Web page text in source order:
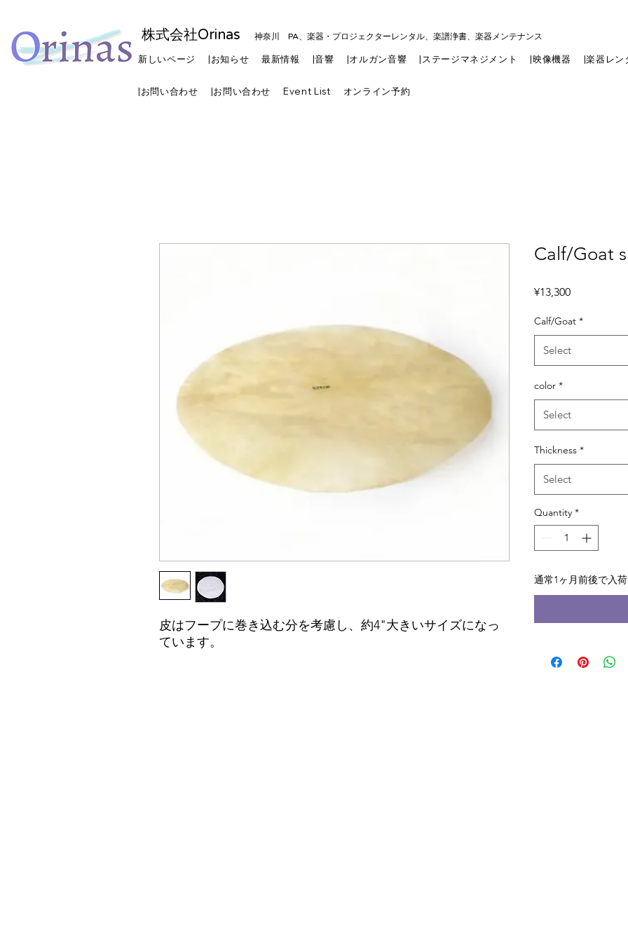
株式会社Orinas 神奈川 PA、楽器・プロジェクターレンタル、楽譜浄書、楽器メンテナンス
新しいページ |お知らせ 最新情報 |音響 |オルガン音響 |ステージマネジメント |映像機器 |楽器レン
|お問い合わせ |お問い合わせ Event List オンライン予約
皮はフープに巻き込む分を考慮し、約4"大きいサイズになっ
ています。
Calf/Goat
¥13,300Price
Calf/Goat *
Select
color *
Select
Thickness *
Select
Quantity *
通常1ヶ月前後で入荷